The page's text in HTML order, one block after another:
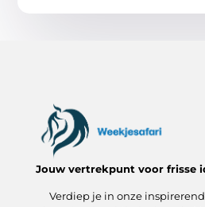
Jouw vertrekpunt voor frisse
Verdiep je in onze